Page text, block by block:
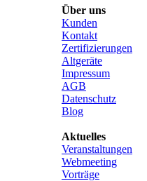
Über uns
Kunden
Kontakt
Zertifizierungen
Altgeräte
Impressum
AGB
Datenschutz
Blog
Aktuelles
Veranstaltungen
Webmeeting
Vorträge